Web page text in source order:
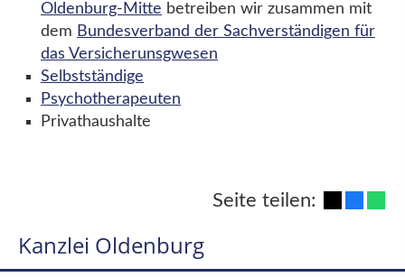
Oldenburg-Mitte betreiben wir zusammen mit
dem Bundesverband der Sachverständigen für
das Versicherunsgwesen
Selbstständige
Psychotherapeuten
Privathaushalte
Seite teilen:
Kanzlei Oldenburg